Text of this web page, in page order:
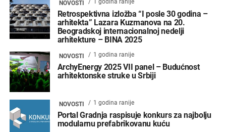
NOVOSTI 1 godina ranije
Retrospektivna izložba “I posle 30 godina –
arhitekta” Lazara Kuzmanova na 20.
Beogradskoj internacionalnoj nedelji
arhitekture – BINA 2025
NOVOSTI 1 godina ranije
ArchyEnergy 2025 VII panel – Budućnost
arhitektonske struke u Srbiji
NOVOSTI 1 godina ranije
Portal Gradnja raspisuje konkurs za najbolju
modularnu prefabrikovanu kuću